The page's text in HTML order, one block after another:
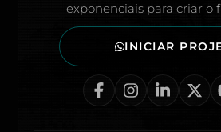
exponenciais para criar o
INICIAR